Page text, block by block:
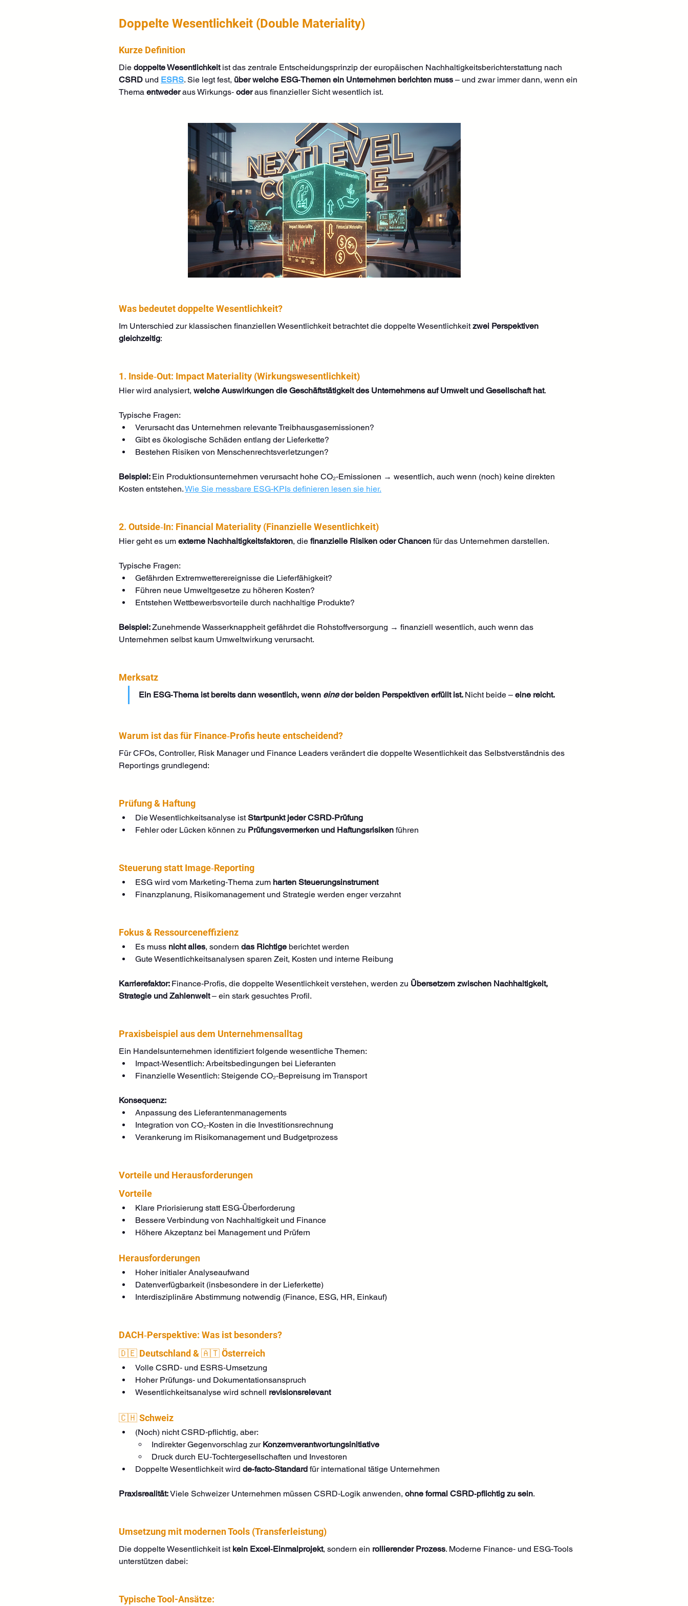
Doppelte Wesentlichkeit (Double Materiality)
Kurze Definition
Die doppelte Wesentlichkeit ist das zentrale Entscheidungsprinzip der europäischen Nachhaltigkeitsberichterstattung nach
CSRD und ESRS. Sie legt fest, über welche ESG‑Themen ein Unternehmen berichten muss – und zwar immer dann, wenn ein
Thema entweder aus Wirkungs‑ oder aus finanzieller Sicht wesentlich ist.
Was bedeutet doppelte Wesentlichkeit?
Im Unterschied zur klassischen finanziellen Wesentlichkeit betrachtet die doppelte Wesentlichkeit zwei Perspektiven
gleichzeitig:
1. Inside‑Out: Impact Materiality (Wirkungswesentlichkeit)
Hier wird analysiert, welche Auswirkungen die Geschäftstätigkeit des Unternehmens auf Umwelt und Gesellschaft hat.
Typische Fragen:
Verursacht das Unternehmen relevante Treibhausgasemissionen?
Gibt es ökologische Schäden entlang der Lieferkette?
Bestehen Risiken von Menschenrechtsverletzungen?
Beispiel: Ein Produktionsunternehmen verursacht hohe CO₂‑Emissionen → wesentlich, auch wenn (noch) keine direkten
Kosten entstehen. Wie Sie messbare ESG-KPIs definieren lesen sie hier.
2. Outside‑In: Financial Materiality (Finanzielle Wesentlichkeit)
Hier geht es um externe Nachhaltigkeitsfaktoren, die finanzielle Risiken oder Chancen für das Unternehmen darstellen.
Typische Fragen:
Gefährden Extremwetterereignisse die Lieferfähigkeit?
Führen neue Umweltgesetze zu höheren Kosten?
Entstehen Wettbewerbsvorteile durch nachhaltige Produkte?
Beispiel: Zunehmende Wasserknappheit gefährdet die Rohstoffversorgung → finanziell wesentlich, auch wenn das
Unternehmen selbst kaum Umweltwirkung verursacht.
Merksatz
Ein ESG‑Thema ist bereits dann wesentlich, wenn eine der beiden Perspektiven erfüllt ist. Nicht beide – eine reicht.
Warum ist das für Finance‑Profis heute entscheidend?
Für CFOs, Controller, Risk Manager und Finance Leaders verändert die doppelte Wesentlichkeit das Selbstverständnis des
Reportings grundlegend:
Prüfung & Haftung
Die Wesentlichkeitsanalyse ist Startpunkt jeder CSRD‑Prüfung
Fehler oder Lücken können zu Prüfungsvermerken und Haftungsrisiken führen
Steuerung statt Image‑Reporting
ESG wird vom Marketing‑Thema zum harten Steuerungsinstrument
Finanzplanung, Risikomanagement und Strategie werden enger verzahnt
Fokus & Ressourceneffizienz
Es muss nicht alles, sondern das Richtige berichtet werden
Gute Wesentlichkeitsanalysen sparen Zeit, Kosten und interne Reibung
Karrierefaktor: Finance‑Profis, die doppelte Wesentlichkeit verstehen, werden zu Übersetzern zwischen Nachhaltigkeit,
Strategie und Zahlenwelt – ein stark gesuchtes Profil.
Praxisbeispiel aus dem Unternehmensalltag
Ein Handelsunternehmen identifiziert folgende wesentliche Themen:
Impact‑Wesentlich: Arbeitsbedingungen bei Lieferanten
Finanzielle Wesentlich: Steigende CO₂‑Bepreisung im Transport
Konsequenz:
Anpassung des Lieferantenmanagements
Integration von CO₂‑Kosten in die Investitionsrechnung
Verankerung im Risikomanagement und Budgetprozess
Vorteile und Herausforderungen
Vorteile
Klare Priorisierung statt ESG‑Überforderung
Bessere Verbindung von Nachhaltigkeit und Finance
Höhere Akzeptanz bei Management und Prüfern
Herausforderungen
Hoher initialer Analyseaufwand
Datenverfügbarkeit (insbesondere in der Lieferkette)
Interdisziplinäre Abstimmung notwendig (Finance, ESG, HR, Einkauf)
DACH‑Perspektive: Was ist besonders?
🇩🇪 Deutschland & 🇦🇹 Österreich
Volle CSRD‑ und ESRS‑Umsetzung
Hoher Prüfungs‑ und Dokumentationsanspruch
Wesentlichkeitsanalyse wird schnell revisionsrelevant
🇨🇭 Schweiz
(Noch) nicht CSRD‑pflichtig, aber:
Indirekter Gegenvorschlag zur Konzernverantwortungsinitiative
Druck durch EU‑Tochtergesellschaften und Investoren
Doppelte Wesentlichkeit wird de‑facto‑Standard für international tätige Unternehmen
Praxisrealität: Viele Schweizer Unternehmen müssen CSRD‑Logik anwenden, ohne formal CSRD‑pflichtig zu sein.
Umsetzung mit modernen Tools (Transferleistung)
Die doppelte Wesentlichkeit ist kein Excel‑Einmalprojekt, sondern ein rollierender Prozess. Moderne Finance‑ und ESG‑Tools
unterstützen dabei:
Typische Tool-Ansätze: